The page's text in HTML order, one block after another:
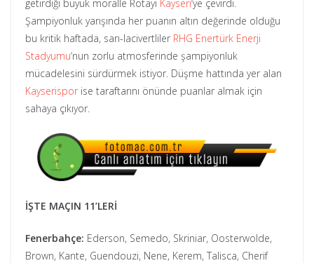
getirdiği büyük moralle Rotayı Kayseri‘ye çevirdi.
Şampiyonluk yarışında her puanın altın değerinde olduğu
bu kritik haftada, sarı-lacivertliler RHG Enertürk Enerji
Stadyumu‘nun zorlu atmosferinde şampiyonluk
mücadelesini sürdürmek istiyor. Düşme hattında yer alan
Kayserispor ise taraftarını önünde puanlar almak için
sahaya çıkıyor.
İŞTE MAÇIN 11’LERİ
Fenerbahçe: Ederson, Semedo, Skriniar, Oosterwolde,
Brown, Kante, Guendouzi, Nene, Kerem, Talisca, Cherif